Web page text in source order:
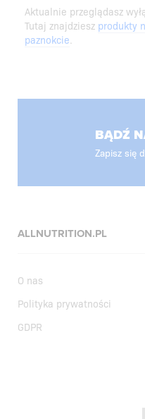
Aktualnie przeglądasz
Tutaj znajdziesz produkty
paznokcie.
BĄDŹ
Zapisz się
ALLNUTRITION.PL
O nas
Polityka prywatności
GDPR